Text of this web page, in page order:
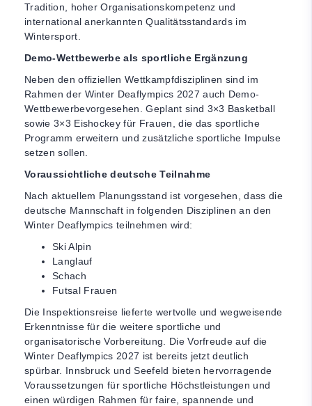
Tradition, hoher Organisationskompetenz und
international anerkannten Qualitätsstandards im
Wintersport.
Demo-Wettbewerbe als sportliche Ergänzung
Neben den offiziellen Wettkampfdisziplinen sind im
Rahmen der Winter Deaflympics 2027 auch Demo-
Wettbewerbevorgesehen. Geplant sind 3×3 Basketball
sowie 3×3 Eishockey für Frauen, die das sportliche
Programm erweitern und zusätzliche sportliche Impulse
setzen sollen.
Voraussichtliche deutsche Teilnahme
Nach aktuellem Planungsstand ist vorgesehen, dass die
deutsche Mannschaft in folgenden Disziplinen an den
Winter Deaflympics teilnehmen wird:
Ski Alpin
Langlauf
Schach
Futsal Frauen
Die Inspektionsreise lieferte wertvolle und wegweisende
Erkenntnisse für die weitere sportliche und
organisatorische Vorbereitung. Die Vorfreude auf die
Winter Deaflympics 2027 ist bereits jetzt deutlich
spürbar. Innsbruck und Seefeld bieten hervorragende
Voraussetzungen für sportliche Höchstleistungen und
einen würdigen Rahmen für faire, spannende und